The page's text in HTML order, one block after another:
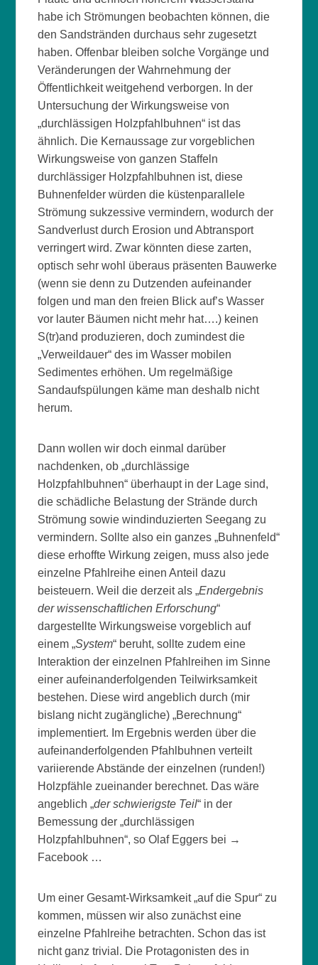
habe ich Strömungen beobachten können, die
den Sandstränden durchaus sehr zugesetzt
haben. Offenbar bleiben solche Vorgänge und
Veränderungen der Wahrnehmung der
Öffentlichkeit weitgehend verborgen. In der
Untersuchung der Wirkungsweise von
„durchlässigen Holzpfahlbuhnen“ ist das
ähnlich. Die Kernaussage zur vorgeblichen
Wirkungsweise von ganzen Staffeln
durchlässiger Holzpfahlbuhnen ist, diese
Buhnenfelder würden die küstenparallele
Strömung sukzessive vermindern, wodurch der
Sandverlust durch Erosion und Abtransport
verringert wird. Zwar könnten diese zarten,
optisch sehr wohl überaus präsenten Bauwerke
(wenn sie denn zu Dutzenden aufeinander
folgen und man den freien Blick auf’s Wasser
vor lauter Bäumen nicht mehr hat….) keinen
S(tr)and produzieren, doch zumindest die
„Verweildauer“ des im Wasser mobilen
Sedimentes erhöhen. Um regelmäßige
Sandaufspülungen käme man deshalb nicht
herum.
Dann wollen wir doch einmal darüber
nachdenken, ob „durchlässige
Holzpfahlbuhnen“ überhaupt in der Lage sind,
die schädliche Belastung der Strände durch
Strömung sowie windinduzierten Seegang zu
vermindern. Sollte also ein ganzes „Buhnenfeld“
diese erhoffte Wirkung zeigen, muss also jede
einzelne Pfahlreihe einen Anteil dazu
beisteuern. Weil die derzeit als „Endergebnis
der wissenschaftlichen Erforschung“
dargestellte Wirkungsweise vorgeblich auf
einem „System“ beruht, sollte zudem eine
Interaktion der einzelnen Pfahlreihen im Sinne
einer aufeinanderfolgenden Teilwirksamkeit
bestehen. Diese wird angeblich durch (mir
bislang nicht zugängliche) „Berechnung“
implementiert. Im Ergebnis werden über die
aufeinanderfolgenden Pfahlbuhnen verteilt
variierende Abstände der einzelnen (runden!)
Holzpfähle zueinander berechnet. Das wäre
angeblich „der schwierigste Teil“ in der
Bemessung der „durchlässigen
Holzpfahlbuhnen“, so Olaf Eggers bei →
Facebook …
Um einer Gesamt-Wirksamkeit „auf die Spur“ zu
kommen, müssen wir also zunächst eine
einzelne Pfahlreihe betrachten. Schon das ist
nicht ganz trivial. Die Protagonisten des in